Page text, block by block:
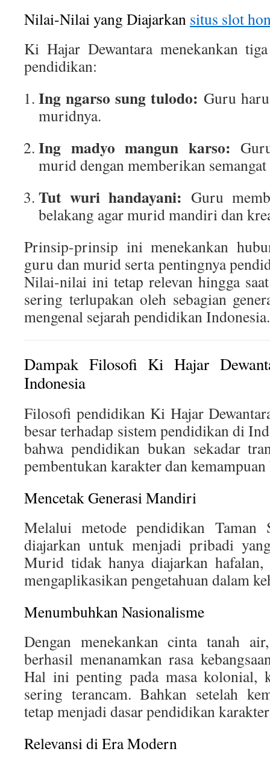
Nilai-Nilai yang Diajarkan situs slot
Ki Hajar Dewantara menekankan
pendidikan:
Ing ngarso sung tulodo: Guru
muridnya.
Ing madyo mangun karso:
murid dengan memberikan
Tut wuri handayani: Guru
belakang agar murid mandiri dan
Prinsip-prinsip ini menekankan
guru dan murid serta pentingnya
Nilai-nilai ini tetap relevan hingga
sering terlupakan oleh sebagian
mengenal sejarah pendidikan Indonesia.
Dampak Filosofi Ki Hajar
Indonesia
Filosofi pendidikan Ki Hajar
besar terhadap sistem pendidikan di
bahwa pendidikan bukan sekadar
pembentukan karakter dan
Mencetak Generasi Mandiri
Melalui metode pendidikan Taman
diajarkan untuk menjadi pribadi
Murid tidak hanya diajarkan hafalan,
mengaplikasikan pengetahuan dalam
Menumbuhkan Nasionalisme
Dengan menekankan cinta tanah
berhasil menanamkan rasa
Hal ini penting pada masa kolonial,
sering terancam. Bahkan setelah
tetap menjadi dasar pendidikan
Relevansi di Era Modern